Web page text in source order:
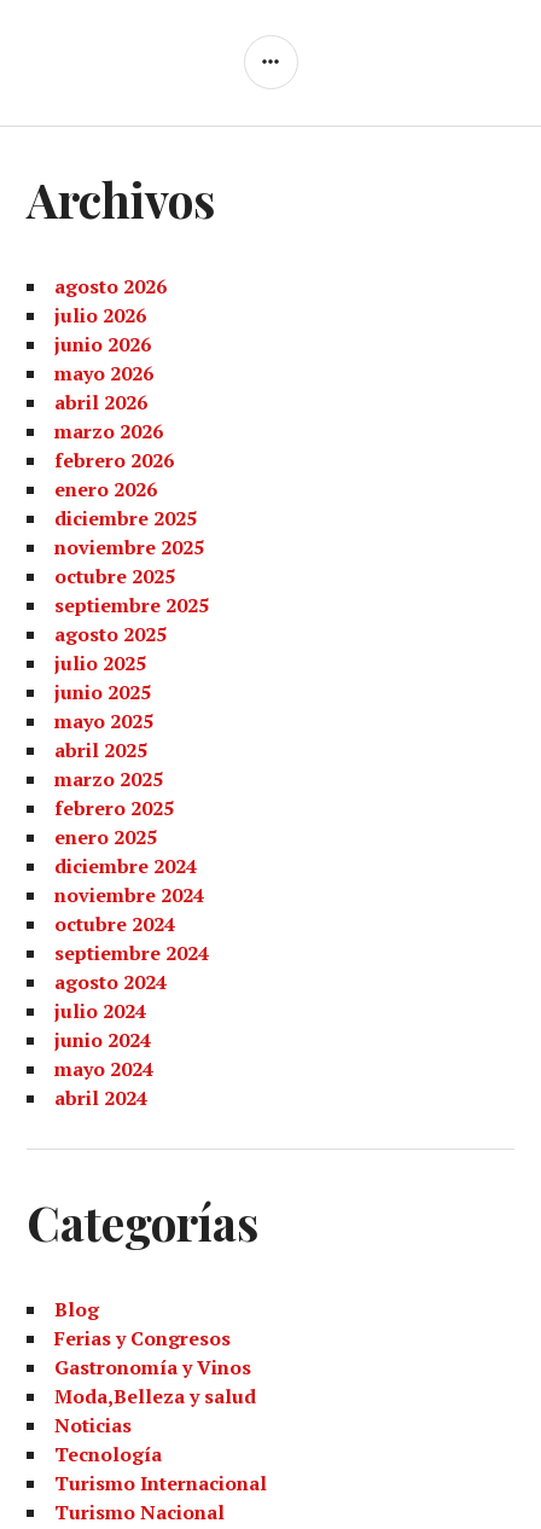
BARRA
Archivos
agosto 2026
julio 2026
junio 2026
mayo 2026
abril 2026
marzo 2026
febrero 2026
enero 2026
diciembre 2025
noviembre 2025
octubre 2025
septiembre 2025
agosto 2025
julio 2025
junio 2025
mayo 2025
abril 2025
marzo 2025
febrero 2025
enero 2025
diciembre 2024
noviembre 2024
octubre 2024
septiembre 2024
agosto 2024
julio 2024
junio 2024
mayo 2024
abril 2024
Categorías
Blog
Ferias y Congresos
Gastronomía y Vinos
Moda,Belleza y salud
Noticias
Tecnología
Turismo Internacional
Turismo Nacional